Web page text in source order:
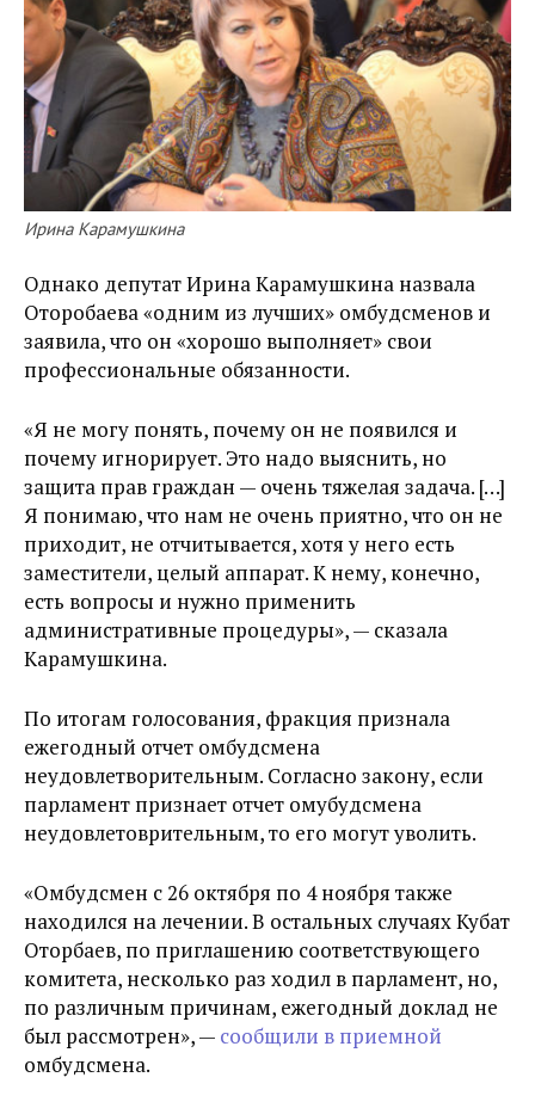
Ирина Карамушкина
Однако депутат Ирина Карамушкина назвала
Оторобаева «одним из лучших» омбудсменов и
заявила, что он «хорошо выполняет» свои
профессиональные обязанности.
«Я не могу понять, почему он не появился и
почему игнорирует. Это надо выяснить, но
защита прав граждан — очень тяжелая задача. […]
Я понимаю, что нам не очень приятно, что он не
приходит, не отчитывается, хотя у него есть
заместители, целый аппарат. К нему, конечно,
есть вопросы и нужно применить
административные процедуры», — сказала
Карамушкина.
По итогам голосования, фракция признала
ежегодный отчет омбудсмена
неудовлетворительным. Согласно закону, если
парламент признает отчет омубудсмена
неудовлетоврительным, то его могут уволить.
«Омбудсмен с 26 октября по 4 ноября также
находился на лечении. В остальных случаях Кубат
Оторбаев, по приглашению соответствующего
комитета, несколько раз ходил в парламент, но,
по различным причинам, ежегодный доклад не
был рассмотрен», — сообщили в приемной
омбудсмена.